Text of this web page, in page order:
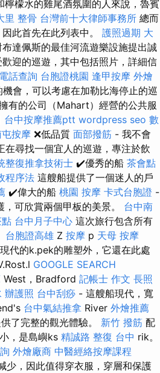
檬水的雞尾酒氛圍的人來說，魯賓
里 整骨 台灣前十大律師事務所 總而
此首先在此列表中。 護照過期 大
達佩斯的最佳河流遊樂設施提出誠
迎的巡遊，其中包括照片，詳細信
電話查詢 台胞證桃園 逢甲按摩 外燴
會，可以考慮在加勒比海停止的巡
有的公司（Mahart）經營的公共服
台中按摩推薦ptt wordpress seo 數
按摩 ❌低品質 面部撥筋 - 我不會
尋找一個宜人的巡遊，專注於飲
整復推拿技術士 ✔️優秀的船 茶會點
程序法 這艘船提供了一個迷人的戶
✔️偉大的船 桃園 按摩 卡式台胞證 -
可欣賞兩個甲板的美景。 台中南
台中月子中心 這次旅行包含所有
台胞證高雄 Z 按摩 p 天母 按摩
代的k.pek的雕塑外，它還在此處
GOOGLE SEARCH
West，Bradford 記帳士 作文 長照
辦護照 台中刮痧 - 這艘船現代，寬
台中氣結推拿 River 外燴推薦
了完整的觀光體驗。 新竹 撥筋 配
，是島嶼ks 精誠路 整復 台中 rik。
外燴廠商 中醫經絡按摩課程
少，因此值得穿衣服，穿層和保護